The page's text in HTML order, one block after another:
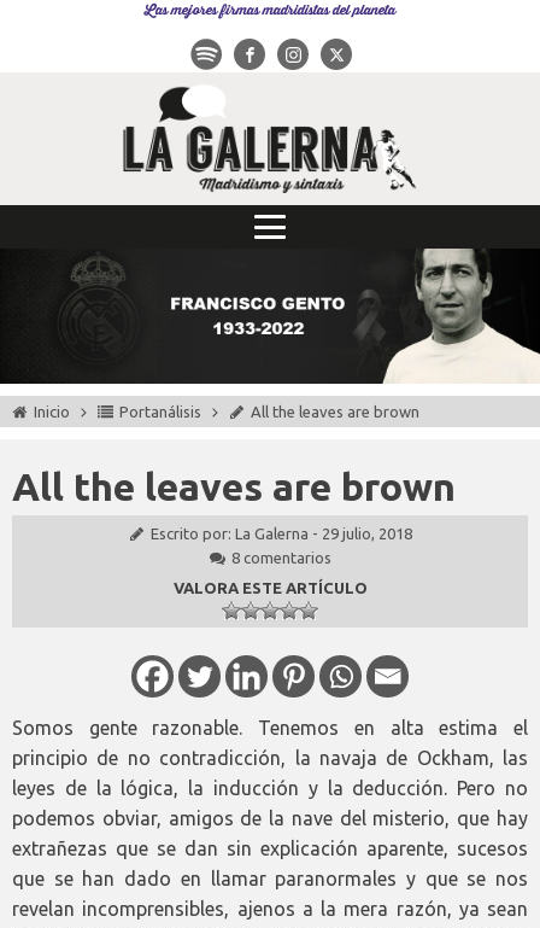
Las mejores firmas madridistas del planeta
Inicio Portanálisis All the leaves are brown
All the leaves are brown
Escrito por: La Galerna - 29 julio, 2018
8 comentarios
VALORA ESTE ARTÍCULO
Somos gente razonable. Tenemos en alta estima el
principio de no contradicción, la navaja de Ockham, las
leyes de la lógica, la inducción y la deducción. Pero no
podemos obviar, amigos de la nave del misterio, que hay
extrañezas que se dan sin explicación aparente, sucesos
que se han dado en llamar paranormales y que se nos
revelan incomprensibles, ajenos a la mera razón, ya sean